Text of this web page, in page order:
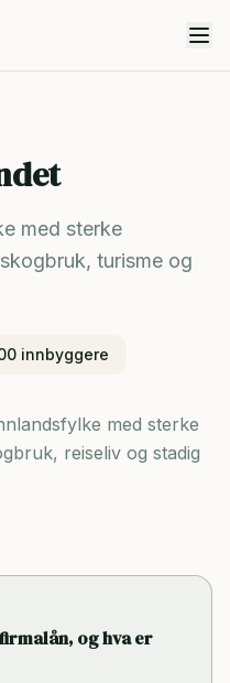
med sterke
turisme og
innbyggere
med sterke
reiseliv og stadig
og hva er